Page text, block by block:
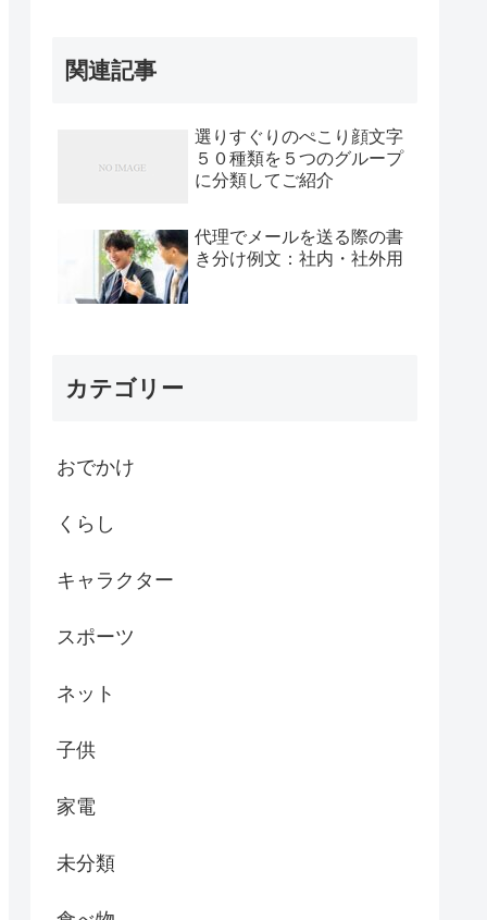
関連記事
選りすぐりのぺこり顔文字
５０種類を５つのグループ
に分類してご紹介
代理でメールを送る際の書
き分け例文：社内・社外用
カテゴリー
おでかけ
くらし
キャラクター
スポーツ
ネット
子供
家電
未分類